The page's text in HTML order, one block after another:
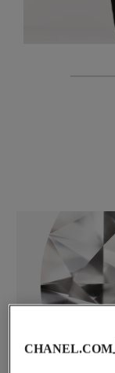
CHANEL.COM